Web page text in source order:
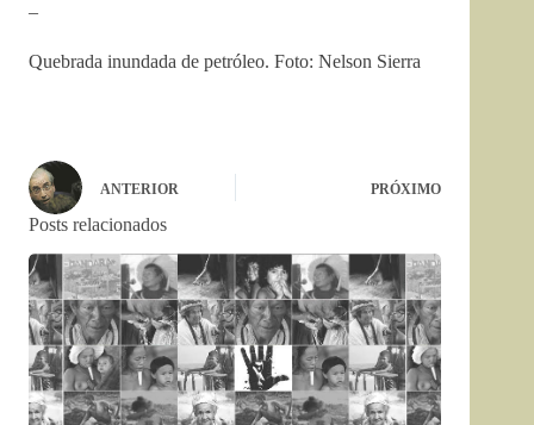
–
Quebrada inundada de petróleo. Foto: Nelson Sierra
ANTERIOR PRÓXIMO
Posts relacionados